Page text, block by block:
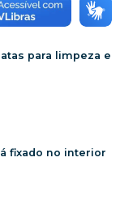
para limpeza e
fixado no interior